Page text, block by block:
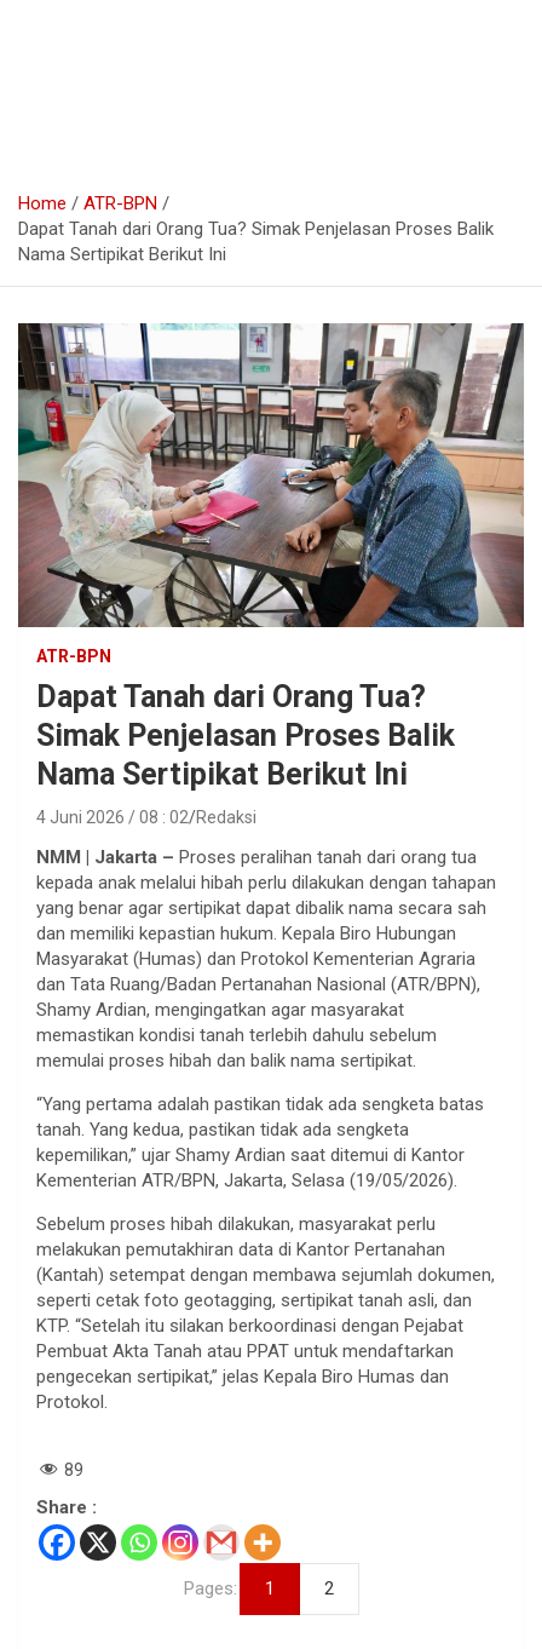
Home
ATR-BPN
Dapat Tanah dari Orang Tua? Simak Penjelasan Proses Balik
Nama Sertipikat Berikut Ini
ATR-BPN
Dapat Tanah dari Orang Tua?
Simak Penjelasan Proses Balik
Nama Sertipikat Berikut Ini
4 Juni 2026 / 08 : 02 Redaksi
NMM | Jakarta – Proses peralihan tanah dari orang tua
kepada anak melalui hibah perlu dilakukan dengan tahapan
yang benar agar sertipikat dapat dibalik nama secara sah
dan memiliki kepastian hukum. Kepala Biro Hubungan
Masyarakat (Humas) dan Protokol Kementerian Agraria
dan Tata Ruang/Badan Pertanahan Nasional (ATR/BPN),
Shamy Ardian, mengingatkan agar masyarakat
memastikan kondisi tanah terlebih dahulu sebelum
memulai proses hibah dan balik nama sertipikat.
“Yang pertama adalah pastikan tidak ada sengketa batas
tanah. Yang kedua, pastikan tidak ada sengketa
kepemilikan,” ujar Shamy Ardian saat ditemui di Kantor
Kementerian ATR/BPN, Jakarta, Selasa (19/05/2026).
Sebelum proses hibah dilakukan, masyarakat perlu
melakukan pemutakhiran data di Kantor Pertanahan
(Kantah) setempat dengan membawa sejumlah dokumen,
seperti cetak foto geotagging, sertipikat tanah asli, dan
KTP. “Setelah itu silakan berkoordinasi dengan Pejabat
Pembuat Akta Tanah atau PPAT untuk mendaftarkan
pengecekan sertipikat,” jelas Kepala Biro Humas dan
Protokol.
89
Share :
Pages: 1 2